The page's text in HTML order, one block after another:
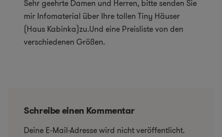
Sehr geehrte Damen und Herren, bitte senden Sie
mir Infomaterial über Ihre tollen Tiny Häuser
(Haus Kabinka)zu.Und eine Preisliste von den
verschiedenen Größen.
Schreibe einen Kommentar
Deine E-Mail-Adresse wird nicht veröffentlicht.